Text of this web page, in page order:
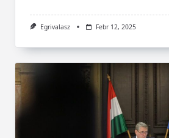
Egrivalasz Febr 12, 2025